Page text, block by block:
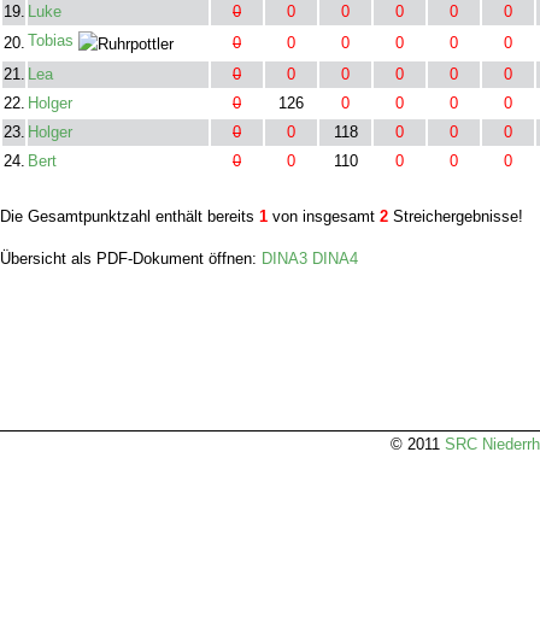
19. Luke 0 0 0 0 0
0
20. Tobias 0 0 0 0 0
0
21. Lea 0 0 0 0 0
0
22. Holger 0 126 0 0 0
0
23. Holger 0 0 118 0 0
0
24. Bert 0 0 110 0 0 0
Die Gesamtpunktzahl enthält bereits 1 von insgesamt 2 Streichergebnisse!
Übersicht als PDF-Dokument öffnen: DINA3 DINA4
© 2011 SRC